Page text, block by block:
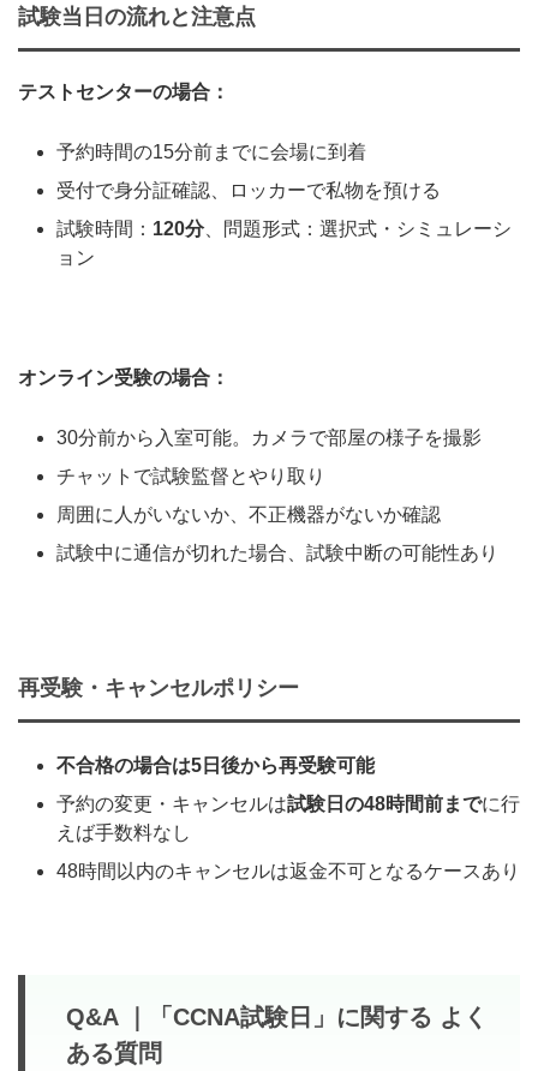
試験当日の流れと注意点
テストセンターの場合：
予約時間の15分前までに会場に到着
受付で身分証確認、ロッカーで私物を預ける
試験時間： 120分、問題形式：選択式・シミュレーシ
ョン
オンライン受験の場合：
30分前から入室可能。カメラで部屋の様子を撮影
チャットで試験監督とやり取り
周囲に人がいないか、不正機器がないか確認
試験中に通信が切れた場合、試験中断の可能性あり
再受験・キャンセルポリシー
不合格の場合は5日後から再受験可能
予約の変更・キャンセルは試験日の48時間前までに行
えば手数料なし
48時間以内のキャンセルは返金不可となるケースあり
Q&A ｜「CCNA試験日」に関する よく
ある質問